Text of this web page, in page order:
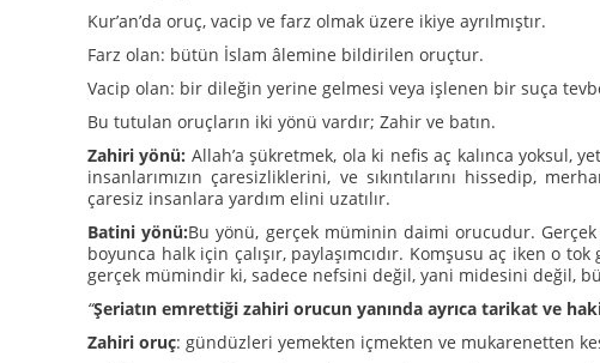
Kur’an’da oruç, vacip ve farz olmak üzere ikiye ayrılmıştır.
Farz olan: bütün İslam âlemine bildirilen oruçtur.
Vacip olan: bir dileğin yerine gelmesi veya işlenen bir suça
Bu tutulan oruçların iki yönü vardır; Zahir ve batın.
Zahiri yönü: Allah’a şükretmek, ola ki nefis aç kalınca yoksul,
insanlarımızın çaresizliklerini, ve sıkıntılarını hissedip,
çaresiz insanlara yardım elini uzatılır.
Batini yönü:Bu yönü, gerçek müminin daimi orucudur.
boyunca halk için çalışır, paylaşımcıdır. Komşusu aç iken o
gerçek mümindir ki, sadece nefsini değil, yani midesini değil,
“Şeriatın emrettiği zahiri orucun yanında ayrıca tarikat ve
Zahiri oruç: gündüzleri yemekten içmekten ve mukarenetten